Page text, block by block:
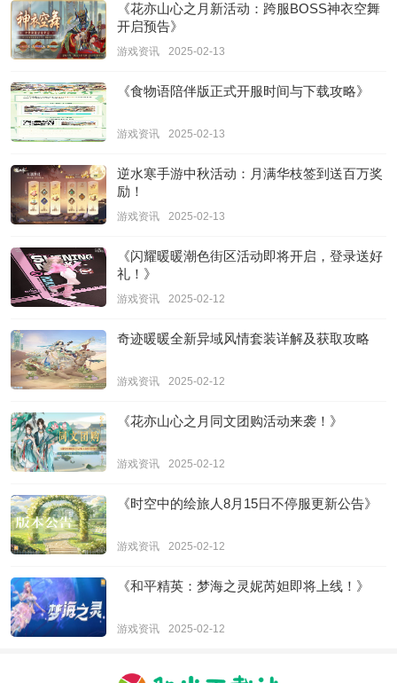
《花亦山心之月新活动：跨服BOSS神衣空舞
开启预告》
游戏资讯 2025-02-13
《食物语陪伴版正式开服时间与下载攻略》
游戏资讯 2025-02-13
逆水寒手游中秋活动：月满华枝签到送百万奖
励！
游戏资讯 2025-02-13
《闪耀暖暖潮色街区活动即将开启，登录送好
礼！》
游戏资讯 2025-02-12
奇迹暖暖全新异域风情套装详解及获取攻略
游戏资讯 2025-02-12
《花亦山心之月同文团购活动来袭！》
游戏资讯 2025-02-12
《时空中的绘旅人8月15日不停服更新公告》
游戏资讯 2025-02-12
《和平精英：梦海之灵妮芮妲即将上线！》
游戏资讯 2025-02-12